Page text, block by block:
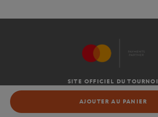
AJOUTER AU PANIER
AJOUTER AU PANIER
SITE OFFICIEL DU TOURNOI
C.G.V